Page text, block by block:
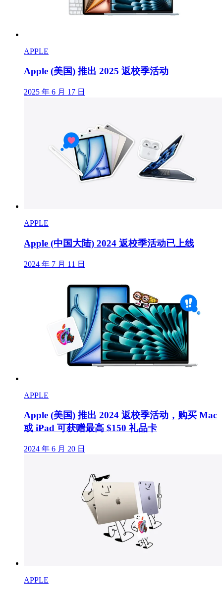
APPLE
Apple (美国) 推出 2025 返校季活动
2025 年 6 月 17 日
APPLE
Apple (中国大陆) 2024 返校季活动已上线
2024 年 7 月 11 日
APPLE
Apple (美国) 推出 2024 返校季活动，购买 Mac
或 iPad 可获赠最高 $150 礼品卡
2024 年 6 月 20 日
APPLE